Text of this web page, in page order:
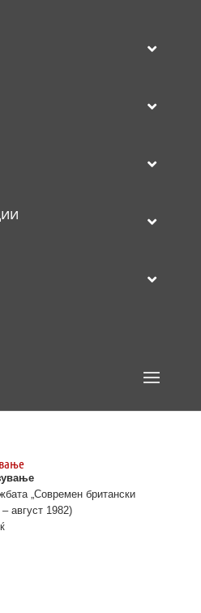
„Современ британски
август 1982)